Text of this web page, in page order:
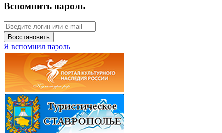
Вспомнить пароль
Восстановить
Я вспомнил пароль